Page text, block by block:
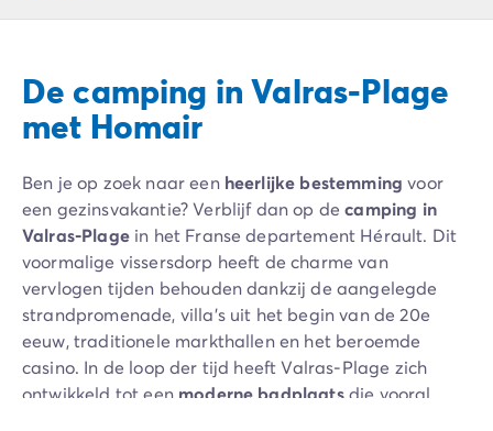
Camping Annecy
Camping Italië
Camping Emilia Romagna
Camping Rome
Camping Lombardije
Camping Gardameer
Camping Peschiera Del Garda
Camping Lago Maggiore
Camping Puglia
Camping Sardinië
Camping Toscane
Camping Florence
De camping in Valras-Plage
met Homair
Ben je op zoek naar een heerlijke bestemming voor
een gezinsvakantie? Verblijf dan op decamping in
Valras-Plagein het Franse departement Hérault. Dit
voormalige vissersdorp heeft de charme van
vervlogen tijden behouden dankzij de aangelegde
strandpromenade, villa's uit het begin van de 20e
eeuw, traditionele markthallen en het beroemde
casino. In de loop der tijd heeft Valras-Plage zich
ontwikkeld tot een moderne badplaatsdie vooral